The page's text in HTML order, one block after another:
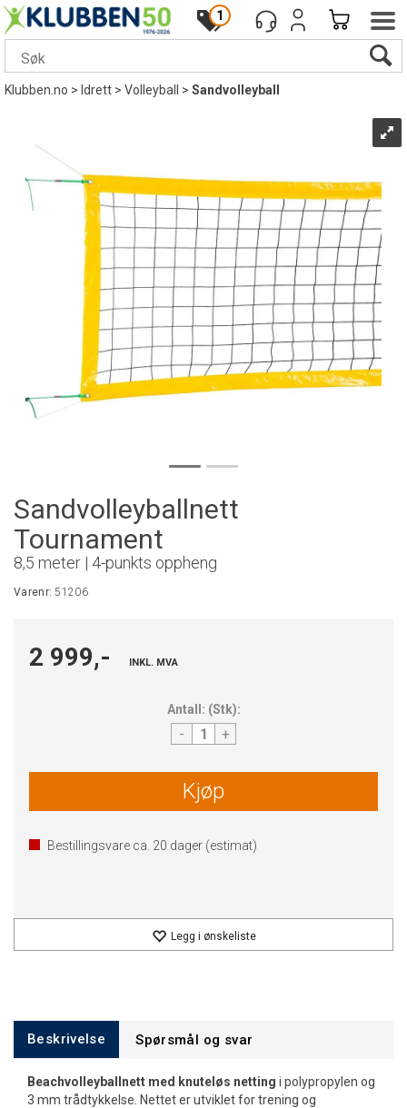
1
Klubben.no> Idrett>Volleyball >Sandvolleyball
Sandvolleyballnett
Tournament
8,5 meter | 4-punkts oppheng
Varenr:51206
2 999,- INKL. MVA
Antall: (Stk):
- +
Kjøp
Bestillingsvare ca. 20 dager (estimat)
Legg i ønskeliste
Beskrivelse Spørsmål og svar
Beachvolleyballnett med knuteløs netting i polypropylen og
3 mm trådtykkelse. Nettet er utviklet for trening og